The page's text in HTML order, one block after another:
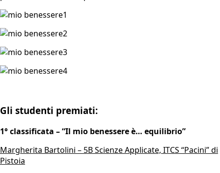
Gli studenti premiati:
1° classificata – “Il mio benessere è… equilibrio”
Margherita Bartolini – 5B Scienze Applicate, ITCS “Pacini” di
Pistoia